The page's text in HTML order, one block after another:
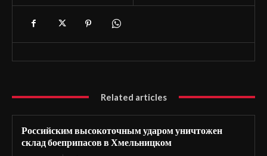
Related articles
Российским высокоточным ударом уничтожен
склад боеприпасов в Хмельницком